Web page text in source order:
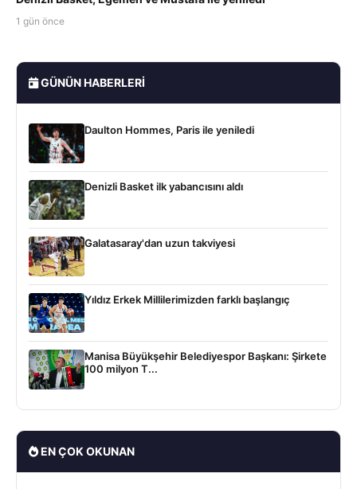
1 gün önce
GÜNÜN HABERLERI
Daulton Hommes, Paris ile yeniledi
Denizli Basket ilk yabancısını aldı
Galatasaray'dan uzun takviyesi
Yıldız Erkek Millilerimizden farklı başlangıç
Manisa Büyükşehir Belediyespor Başkanı: Şirkete
100 milyon T...
EN ÇOK OKUNAN